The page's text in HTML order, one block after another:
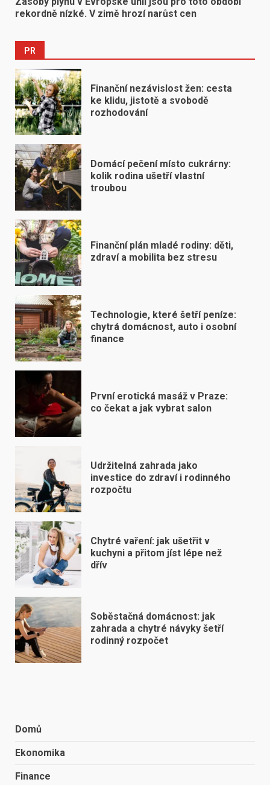
rekordně nízké. V zimě hrozí narůst cen
PR
Finanční nezávislost žen: cesta
ke klidu, jistotě a svobodě
rozhodování
Domácí pečení místo cukrárny:
kolik rodina ušetří vlastní
troubou
Finanční plán mladé rodiny: děti,
zdraví a mobilita bez stresu
Technologie, které šetří peníze:
chytrá domácnost, auto i osobní
finance
První erotická masáž v Praze:
co čekat a jak vybrat salon
Udržitelná zahrada jako
investice do zdraví i rodinného
rozpočtu
Chytré vaření: jak ušetřit v
kuchyni a přitom jíst lépe než
dřív
Soběstačná domácnost: jak
zahrada a chytré návyky šetří
rodinný rozpočet
Domů
Ekonomika
Finance